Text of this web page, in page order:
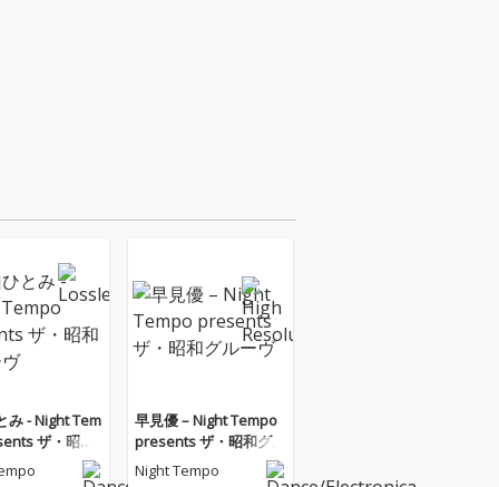
み - Night Tem
ザ・昭和
早見優 – Night Tempo
presents ザ・昭和グル
ーヴ
Night Tempo